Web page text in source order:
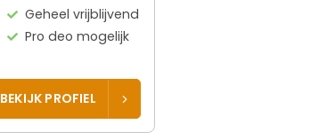
Geheel vrijblijvend
Pro deo mogelijk
BEKIJK PROFIEL